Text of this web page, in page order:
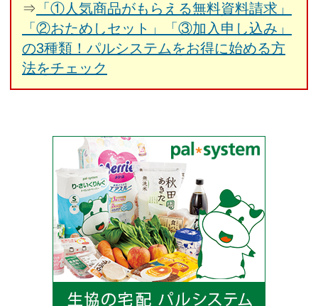
⇒ 「①人気商品がもらえる無料資料請求」
「②おためしセット」「③加入申し込み」
の3種類！パルシステムをお得に始める方
法をチェック